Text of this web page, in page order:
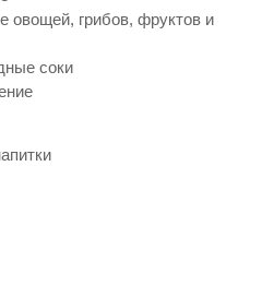
овощей, грибов, фруктов и
соки